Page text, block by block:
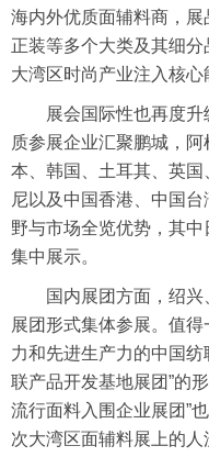
海内外优质面辅料商，展
正装等多个大类及其细
大湾区时尚产业注入核心
展会国际性也再度升
质参展企业汇聚鹏城，
本、韩国、土耳其、英
尼以及中国香港、中国
野与市场全览优势，其
集中展示。
国内展团方面，绍兴
展团形式集体参展。值
力和先进生产力的中国
联产品开发基地展团”的
流行面料入围企业展团”
次大湾区面辅料展上的人